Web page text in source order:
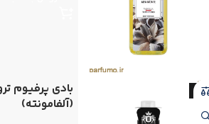
-
بادی پرفیوم
(آلفامونته)